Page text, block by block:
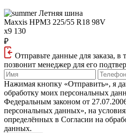
Летняя шина
Maxxis HPM3 225/55 R18 98V
x9 130
₽
Отправьте данные для заказа,
позвонит менеджер для его
Нажимая кнопку «Отправить», я
обработку моих персональных
Федеральным законом от
персональных данных», на
определённых в Согласии на
данных.